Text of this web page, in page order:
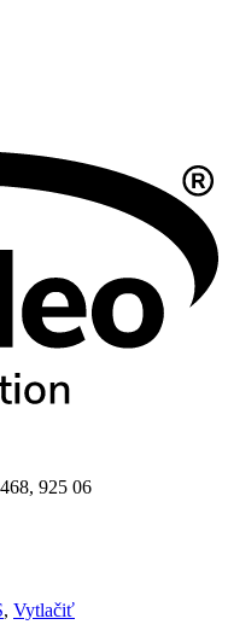
925 06
, Vytlačiť